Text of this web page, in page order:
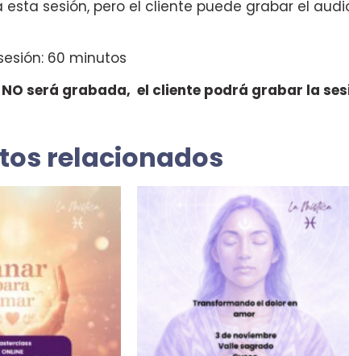
esta sesión, pero el cliente puede grabar el
60 minutos
NO será grabada, el cliente podrá grabar la
relacionados